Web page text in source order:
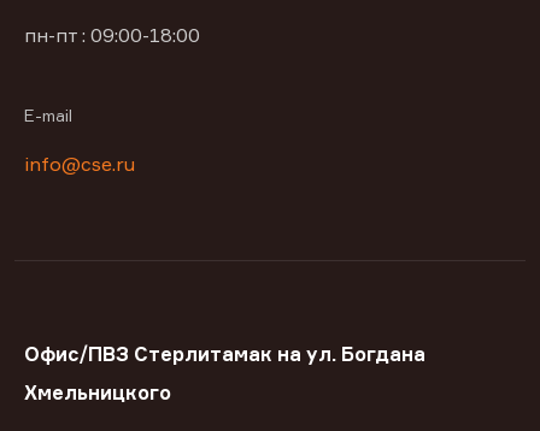
пн-пт : 09:00-18:00
E-mail
info@cse.ru
Офис/ПВЗ Стерлитамак на ул. Богдана
Хмельницкого